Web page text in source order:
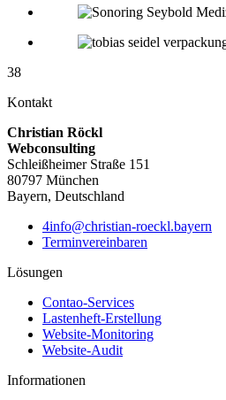
38
Kontakt
Christian Röckl
Webconsulting
Schleißheimer Straße 151
80797 München
Bayern, Deutschland
4info@christian-roeckl.bayern
Terminvereinbaren
Lösungen
Contao-Services
Lastenheft-Erstellung
Website-Monitoring
Website-Audit
Informationen